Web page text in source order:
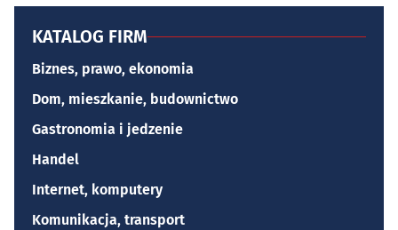
KATALOG FIRM
Biznes, prawo, ekonomia
Dom, mieszkanie, budownictwo
Gastronomia i jedzenie
Handel
Internet, komputery
Komunikacja, transport